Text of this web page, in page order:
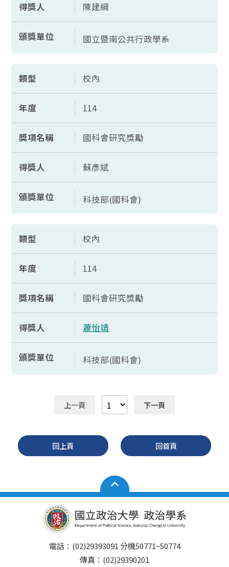
得獎人 陳建綱
頒獎單位 國立暨南公共行政學系
類型 校內
年度 114
獎項名稱 國科會研究獎勵
得獎人 蘇彥斌
頒獎單位 科技部(國科會)
類型 校內
年度 114
獎項名稱 國科會研究獎勵
得獎人 蕭怡靖
頒獎單位 科技部(國科會)
上一頁 下一頁
回上頁 回首頁
電話：(02)29393091 分機50771~50774
傳真：(02)29390201